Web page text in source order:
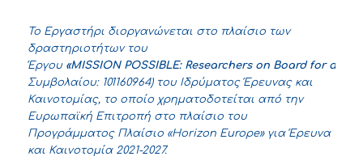
Το Εργαστήρι διοργανώνεται στο πλαίσιο των
δραστηριοτήτων του
Έργου «MISSION POSSIBLE: Researchers on Board for an
Συμβολαίου: 101160964) του Ιδρύματος Έρευνας και
Καινοτομίας, το οποίο χρηματοδοτείται από την
Ευρωπαϊκή Επιτροπή στο πλαίσιο του
Προγράμματος Πλαίσιο «Horizon Europe» για Έρευνα
και Καινοτομία 2021-2027.